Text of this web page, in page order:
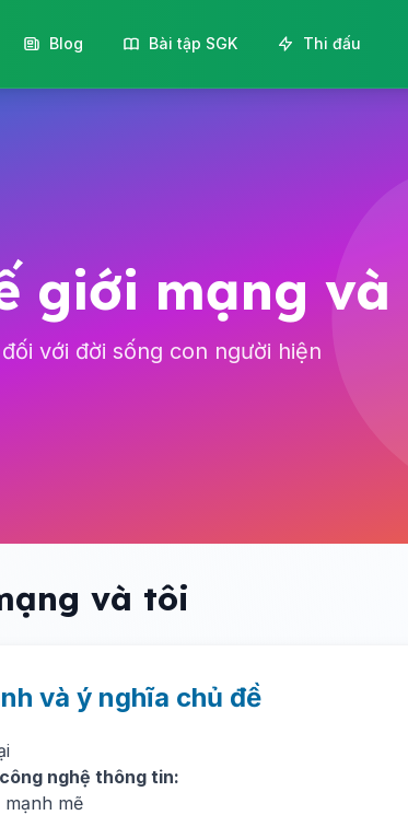
Blog Bài tập SGK Thi đấu
giới mạng
với đời sống con người hiện
và tôi
và ý nghĩa chủ đề
nghệ thông tin:
mẽ